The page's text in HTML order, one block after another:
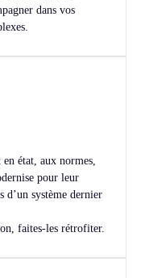
dans vos
état, aux normes,
pour leur
d’un système dernier
faites-les rétrofiter.